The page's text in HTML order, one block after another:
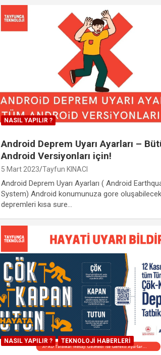
NASIL YAPILIR ?
Android Deprem Uyarı Ayarları –
Android Versiyonları için!
5 Mart 2023 Tayfun KINACI
Android Deprem Uyarı Ayarları ( Android
System) Android konumunuza gore oluşabilecek
depremleri kısa sure…
NASIL YAPILIR ? TEKNOLOJI HABERLERI